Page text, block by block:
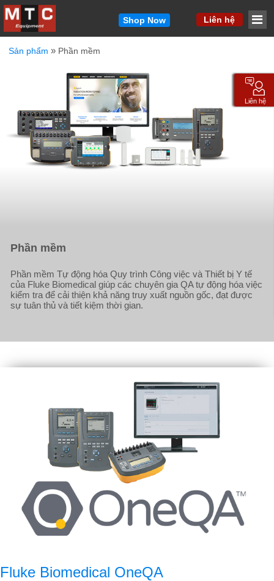
Shop Now Liên hệ
Chúng tôi sẽ liên hệ lại với bạn nhanh chóng.
Email*
Công ty*
Sản phẩm quan tâm / Thông điệp ngắn gọn
MM
Sản phẩm » Phần mềm
Phần mềm
Phần mềm Tự động hóa Quy trình Công việc và Thiết bị Y tế
của Fluke Biomedical giúp các chuyên gia QA tự động hóa việc
kiểm tra để cải thiện khả năng truy xuất nguồn gốc, đạt được
sự tuân thủ và tiết kiệm thời gian.
Fluke Biomedical OneQA
Liên hệ